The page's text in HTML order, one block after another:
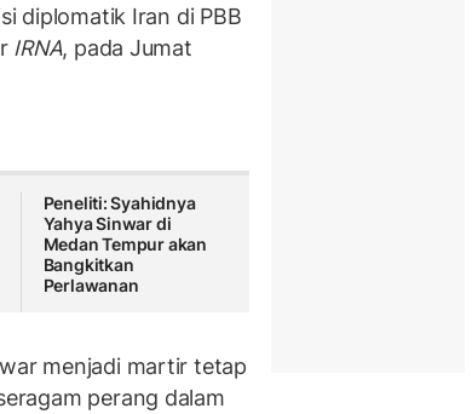
diplomatik Iran di PBB
IRNA, pada Jumat
Peneliti: Syahidnya
Yahya Sinwar di
Medan Tempur akan
Bangkitkan
Perlawanan
menjadi martir tetap
perang dalam